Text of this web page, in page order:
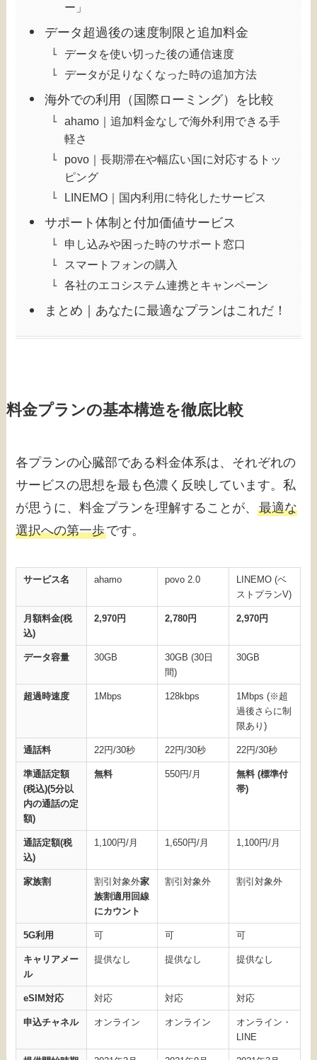
ー」
データ超過後の速度制限と追加料金
データを使い切った後の通信速度
データが足りなくなった時の追加方法
海外での利用（国際ローミング）を比較
ahamo｜追加料金なしで海外利用できる手
軽さ
povo｜長期滞在や幅広い国に対応するトッ
ピング
LINEMO｜国内利用に特化したサービス
サポート体制と付加価値サービス
申し込みや困った時のサポート窓口
スマートフォンの購入
各社のエコシステム連携とキャンペーン
まとめ｜あなたに最適なプランはこれだ！
料金プランの基本構造を徹底比較
各プランの心臓部である料金体系は、それぞれの
サービスの思想を最も色濃く反映しています。私
が思うに、料金プランを理解することが、最適な
選択への第一歩です。
サービス名 ahamo povo 2.0
LINEMO (ベ
ストプランV)
月額料金(税
込)
2,970円 2,780円 2,970円
データ容量 30GB
30GB (30日
間)
30GB
超過時速度 1Mbps 128kbps
1Mbps (※超
過後さらに制
限あり)
通話料 22円/30秒 22円/30秒 22円/30秒
準通話定額
(税込)(5分以
内の通話の定
額)
無料 550円/月
無料 (標準付
帯)
通話定額(税
込)
1,100円/月 1,650円/月 1,100円/月
家族割 割引対象外家
族割適用回線
にカウント
割引対象外 割引対象外
5G利用 可 可 可
キャリアメー
ル
提供なし 提供なし 提供なし
eSIM対応 対応 対応 対応
申込チャネル オンライン オンライン
オンライン・
LINE